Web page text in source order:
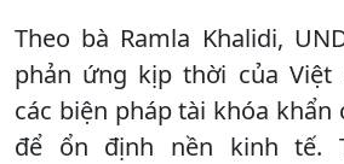
Theo bà Ramla Khalidi,
phản ứng kịp thời của Việt
các biện pháp tài khóa khẩn
để ổn định nền kinh tế.